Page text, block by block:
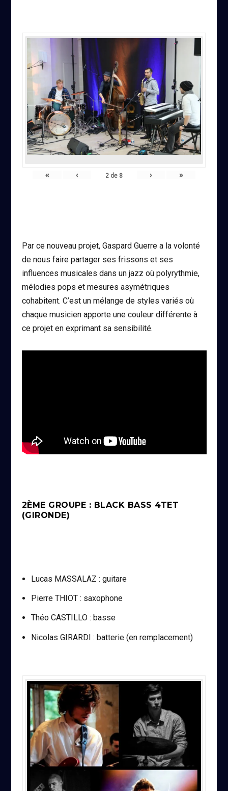
« ‹ 2de 8 › »
Par ce nouveau projet, Gaspard Guerre a la volonté
de nous faire partager ses frissons et ses
influences musicales dans un jazz où polyrythmie,
mélodies pops et mesures asymétriques
cohabitent. C’est un mélange de styles variés où
chaque musicien apporte une couleur différente à
ce projet en exprimant sa sensibilité.
2ÈME GROUPE : BLACK BASS 4TET
(GIRONDE)
Lucas MASSALAZ : guitare
Pierre THIOT : saxophone
Théo CASTILLO : basse
Nicolas GIRARDI : batterie (en remplacement)